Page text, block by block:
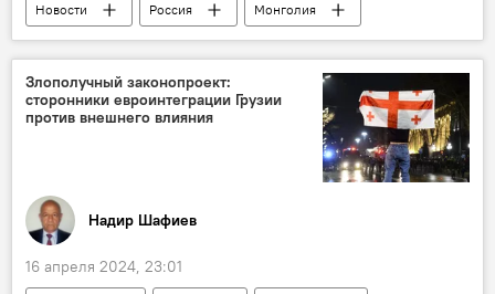
Новости Россия
Монголия
Экономика
ЕАЭС Торговля
Злополучный законопроект:
сторонники евроинтеграции Грузии
против внешнего влияния
Надир Шафиев
16 апреля 2024, 23:01